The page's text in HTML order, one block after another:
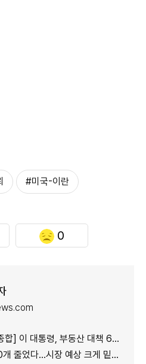
#미국-이란
0
대책 6시간 점검…"기존 방식 벗어나 과감히 실행" 外
다…시장 예상 크게 밑돈 '고용 쇼크'